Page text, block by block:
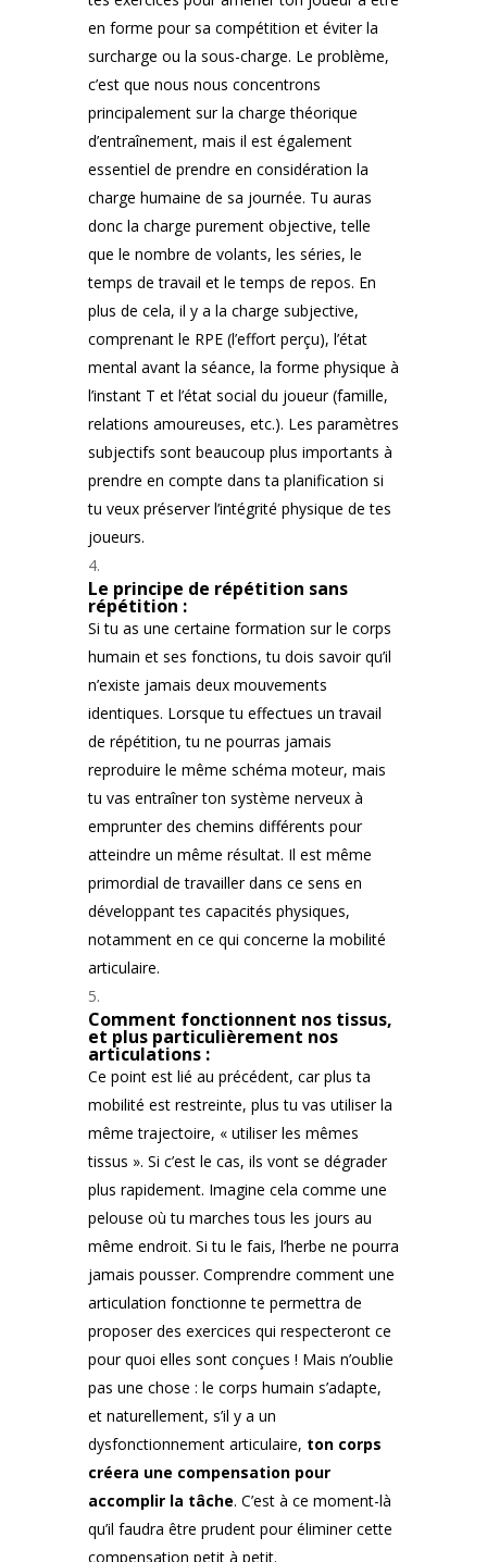
en forme pour sa compétition et éviter la
surcharge ou la sous-charge. Le problème,
c’est que nous nous concentrons
principalement sur la charge théorique
d’entraînement, mais il est également
essentiel de prendre en considération la
charge humaine de sa journée. Tu auras
donc la charge purement objective, telle
que le nombre de volants, les séries, le
temps de travail et le temps de repos. En
plus de cela, il y a la charge subjective,
comprenant le RPE (l’effort perçu), l’état
mental avant la séance, la forme physique à
l’instant T et l’état social du joueur (famille,
relations amoureuses, etc.). Les paramètres
subjectifs sont beaucoup plus importants à
prendre en compte dans ta planification si
tu veux préserver l’intégrité physique de tes
joueurs.
Le principe de répétition sans
répétition :
Si tu as une certaine formation sur le corps
humain et ses fonctions, tu dois savoir qu’il
n’existe jamais deux mouvements
identiques. Lorsque tu effectues un travail
de répétition, tu ne pourras jamais
reproduire le même schéma moteur, mais
tu vas entraîner ton système nerveux à
emprunter des chemins différents pour
atteindre un même résultat. Il est même
primordial de travailler dans ce sens en
développant tes capacités physiques,
notamment en ce qui concerne la mobilité
articulaire.
Comment fonctionnent nos tissus,
et plus particulièrement nos
articulations :
Ce point est lié au précédent, car plus ta
mobilité est restreinte, plus tu vas utiliser la
même trajectoire, « utiliser les mêmes
tissus ». Si c’est le cas, ils vont se dégrader
plus rapidement. Imagine cela comme une
pelouse où tu marches tous les jours au
même endroit. Si tu le fais, l’herbe ne pourra
jamais pousser. Comprendre comment une
articulation fonctionne te permettra de
proposer des exercices qui respecteront ce
pour quoi elles sont conçues ! Mais n’oublie
pas une chose : le corps humain s’adapte,
et naturellement, s’il y a un
dysfonctionnement articulaire, ton corps
créera une compensation pour
accomplir la tâche. C’est à ce moment-là
qu’il faudra être prudent pour éliminer cette
compensation petit à petit.